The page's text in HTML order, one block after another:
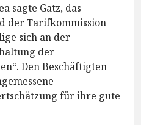
sagte Gatz, das
der Tarifkommission
sich an der
der
Den Beschäftigten
für ihre gute